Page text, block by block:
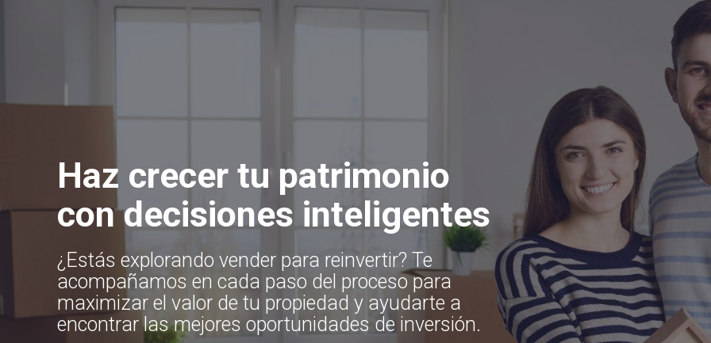
Haz crecer tu patrimonio
con decisiones inteligentes
¿Estás explorando vender para reinvertir? Te
acompañamos en cada paso del proceso para
maximizar el valor de tu propiedad y ayudarte a
encontrar las mejores oportunidades de inversión.